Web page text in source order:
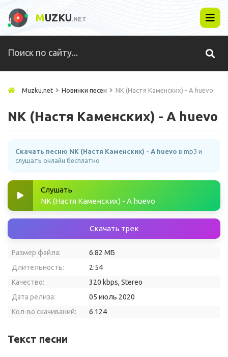
MUZKU.NET
Muzku.net Новинки песен NK (Настя Каменских) - A huevo
NK (Настя Каменских) - A huevo
Скачать песню NK (Настя Каменских) - A huevo в mp3 и
слушать онлайн бесплатно
Слушать
NK (Настя Каменских) - A huevo
Скачать трек
Размер файла:
6.82 МБ
Длительность:
2:54
Качество:
320 kbps, Stereo
Дата релиза:
05 июль 2020
Кол-во скачиваний:
6 124
Текст песни